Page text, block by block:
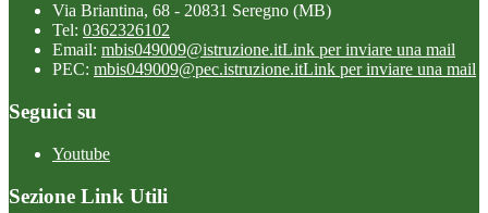
Via Briantina, 68 - 20831 Seregno (MB)
Tel: 0362326102
Email: mbis049009@istruzione.itLink per inviare una mail
PEC: mbis049009@pec.istruzione.itLink per inviare una mail
Seguici su
Youtube
Sezione Link Utili